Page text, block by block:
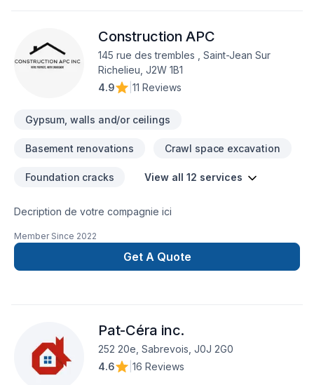
Peinture, Peinture extérieur, Plancher, Portes et fenêtres, Puit
de lumière, Rénovation générale, Revêtement extérieur, Salle
de bain, Solarium, Soudeur, Sous-sol, Tapis, Tirage de joint,
Toit plat, Toiture, Toiture en acier, prêt à concrétiser vos
projets les plus ambitieux. Grâce à notre approche centrée
Construction APC
145 rue des trembles , Saint-Jean Sur
Richelieu, J2W 1B1
4.9
11 Reviews
Gypsum, walls and/or ceilings
Basement renovations Crawl space excavation
Foundation cracks View all 12 services
Decription de votre compagnie ici
Member Since 2022
Get A Quote
Pat-Céra inc.
252 20e, Sabrevois, J0J 2G0
4.6
16 Reviews